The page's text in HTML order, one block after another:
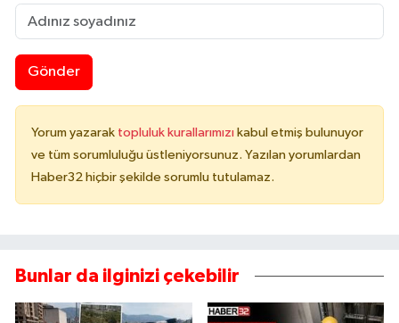
Gönder
Yorum yazarak topluluk kurallarımızı kabul etmiş bulunuyor
ve tüm sorumluluğu üstleniyorsunuz. Yazılan yorumlardan
Haber32 hiçbir şekilde sorumlu tutulamaz.
Bunlar da ilginizi çekebilir